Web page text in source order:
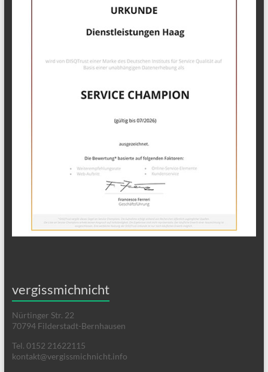
vergissmichnicht
Nürtinger Str. 22
70794 Filderstadt-Bernhausen
Tel. 0152 21622115
kontakt@vergissmichnicht.info